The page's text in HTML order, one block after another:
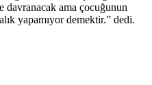
davranacak ama çocuğunun
yapamıyor demektir.” dedi.